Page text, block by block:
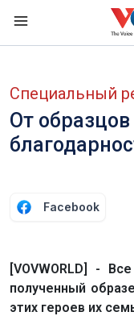
Специальный
От
Facebook
[VOVWORLD] -
полученный
этих героев их